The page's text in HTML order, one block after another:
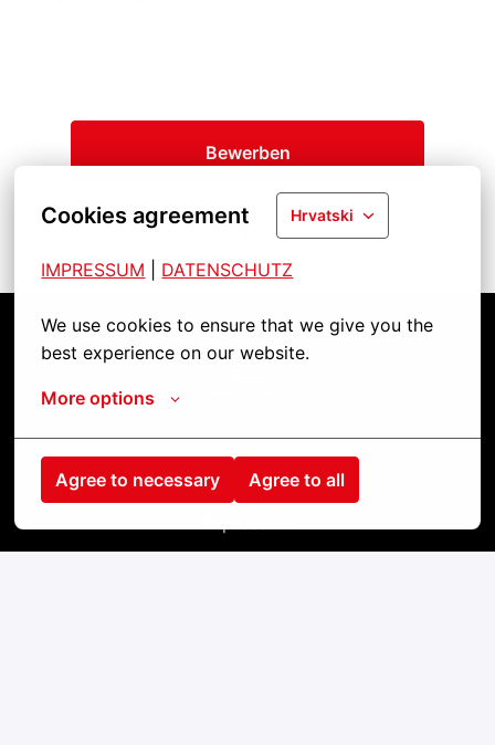
Cookies agreement Hrvatski
IMPRESSUM DATENSCHUTZ
We use cookies to ensure that we give you the
best experience on our website.
More options
Agree to necessary Agree to all
Bewerben
Job teilen
Kontakt